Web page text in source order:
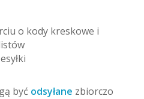
o kody kreskowe i
być odsyłane zbiorczo